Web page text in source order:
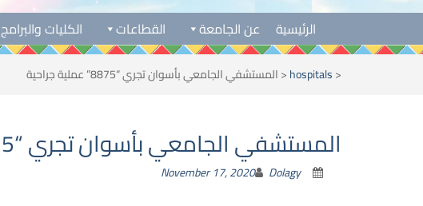
الكليات والبرامج القطاعات عن الجامعة الرئيسية
<
hospitals
<المستشفي الجامعي بأسوان تجري “8875” عملية جراحية
المستشفي الجامعي بأسوان تجري “8875” عملية جراحية
November 17, 2020 Dolagy